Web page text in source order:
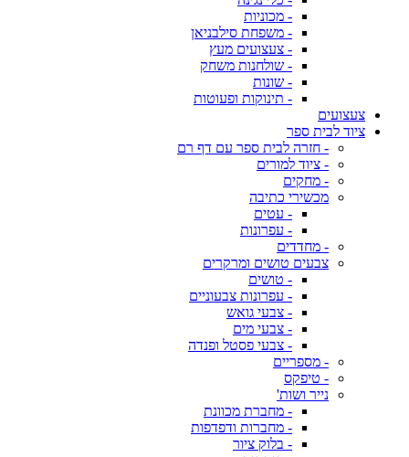
- מכוניות
- משפחת סילבניאן
- צעצועים מעץ
- שולחנות משחק
- שונות
- תינוקות ופעוטות
צעצועים
ציוד לבית ספר
- חזרה לבית ספר עם דף רם
- ציוד למורים
- מחקים
מכשירי כתיבה
- עטים
- עפרונות
- מחדדים
צבעים טושים ומרקרים
- טושים
- עפרונות צבעוניים
- צבעי גואש
- צבעי מים
- צבעי פסטל ופנדה
- מספריים
- טיפקס
נייר ושות'
- מחברת מכוונת
- מחברות ודפדפות
- בלוק ציור